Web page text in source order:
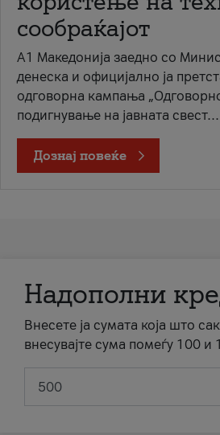
сообраќајот
A1 Македонија заедно со
денеска и официјално ја
одговорна кампања
подигнување на јавната свест...
Дознај повеќе
Надополни
Внесете ја сумата која што
внесувајте сума помеѓу 100 и